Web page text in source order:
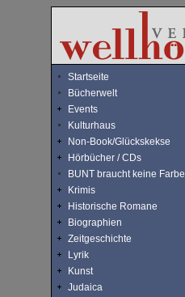
Startseite
Bücherwelt
Events
Kulturhaus
Non-Book/Glückskekse
Hörbücher / CDs
BUNT braucht keine Farbe
Krimis
Historische Romane
Biographien
Zeitgeschichte
Lyrik
Kunst
Judaica